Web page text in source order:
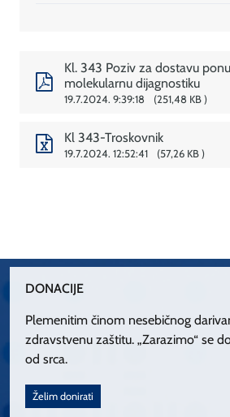
Kl. 343 Poziv za dostavu
molekularnu dijagnostiku
19.7.2024. 9:39:18 251,48 KB
Kl 343-Troskovnik
19.7.2024. 12:52:41 57,26 KB
DONACIJE
Plemenitim činom nesebičnog
zdravstvenu zaštitu. „Zarazimo“ se
od srca.
Želim donirati